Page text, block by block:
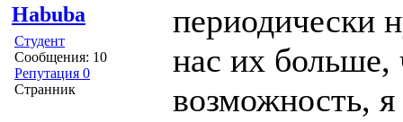
Habuba
Студент
Сообщения: 10
Репутация 0
Странник
периодически
нас их больше,
возможность,